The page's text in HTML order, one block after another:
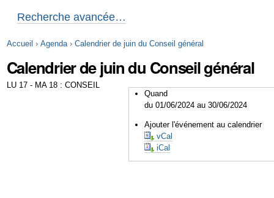
Recherche avancée…
Accueil › Agenda › Calendrier de juin du Conseil général
Calendrier de juin du Conseil général
Quand
du 01/06/2024 au 30/06/2024
Ajouter l'événement au calendrier
vCal
iCal
LU 17 - MA 18 : CONSEIL